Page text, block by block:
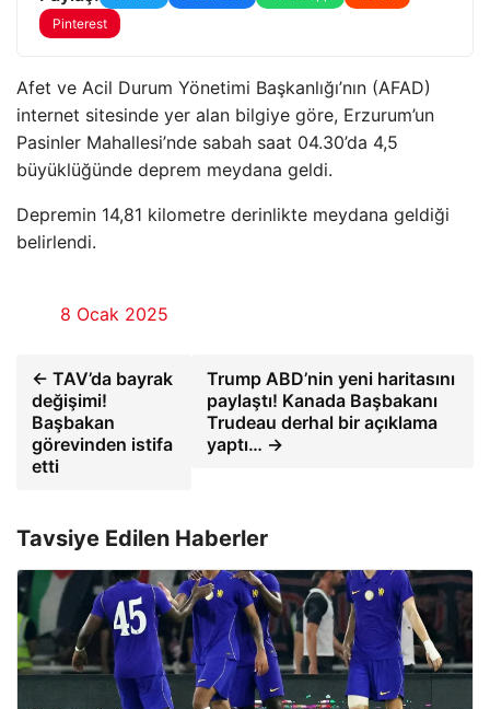
Pinterest
Afet ve Acil Durum Yönetimi Başkanlığı’nın (AFAD)
internet sitesinde yer alan bilgiye göre, Erzurum’un
Pasinler Mahallesi’nde sabah saat 04.30’da 4,5
büyüklüğünde deprem meydana geldi.
Depremin 14,81 kilometre derinlikte meydana geldiği
belirlendi.
8 Ocak 2025
← TAV’da bayrak
değişimi!
Başbakan
görevinden istifa
etti
Trump ABD’nin yeni haritasını
paylaştı! Kanada Başbakanı
Trudeau derhal bir açıklama
yaptı… →
Tavsiye Edilen Haberler